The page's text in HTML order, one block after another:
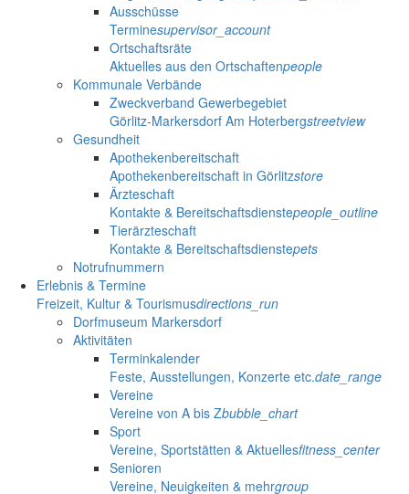
Ausschüsse
Terminesupervisor_account
Ortschaftsräte
Aktuelles aus den Ortschaftenpeople
Kommunale Verbände
Zweckverband Gewerbegebiet
Görlitz-Markersdorf Am Hoterbergstreetview
Gesundheit
Apothekenbereitschaft
Apothekenbereitschaft in Görlitzstore
Ärzteschaft
Kontakte & Bereitschaftsdienstepeople_outline
Tierärzteschaft
Kontakte & Bereitschaftsdienstepets
Notrufnummern
Erlebnis & Termine
Freizeit, Kultur & Tourismusdirections_run
Dorfmuseum Markersdorf
Aktivitäten
Terminkalender
Feste, Ausstellungen, Konzerte etc.date_range
Vereine
Vereine von A bis Zbubble_chart
Sport
Vereine, Sportstätten & Aktuellesfitness_center
Senioren
Vereine, Neuigkeiten & mehrgroup